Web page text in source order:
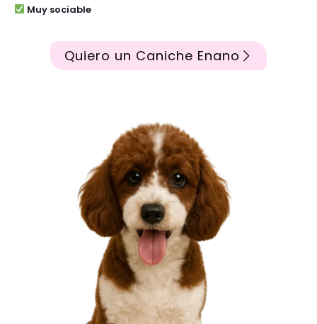
Muy sociable
Quiero un Caniche Enano